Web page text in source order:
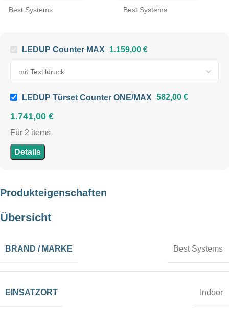
Best Systems
SYSTEMGRÖSSE
100 x 100 cm
mit Textildruck
Textildruck
Best Systems
LEDUP Counter MAX 1.159,00 €
LEDUP Türset Counter ONE/MAX 582,00 €
1.741,00 €
Für 2 items
Details
Produkteigenschaften
Übersicht
BRAND / MARKE Best Systems
EINSATZORT Indoor